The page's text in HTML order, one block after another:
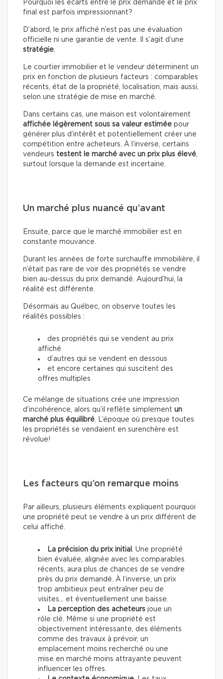
Pourquoi les écarts entre le prix demandé et le prix
final est parfois impressionnant?
D’abord, le prix affiché n’est pas une évaluation
officielle ni une garantie de vente. Il s’agit d’une
stratégie.
Le courtier immobilier et le vendeur déterminent un
prix en fonction de plusieurs facteurs : comparables
récents, état de la propriété, localisation, mais aussi,
selon une stratégie de mise en marché.
Dans certains cas, une maison est volontairement
affichée légèrement sous sa valeur estimée pour
générer plus d’intérêt et potentiellement créer une
compétition entre acheteurs. À l’inverse, certains
vendeurs testent le marché avec un prix plus élevé,
surtout lorsque la demande est incertaine.
Un marché plus nuancé qu’avant
Ensuite, parce que le marché immobilier est en
constante mouvance.
Durant les années de forte surchauffe immobilière, il
n’était pas rare de voir des propriétés se vendre
bien au-dessus du prix demandé. Aujourd’hui, la
réalité est différente.
Désormais au Québec, on observe toutes les
réalités possibles :
des propriétés qui se vendent au prix
affiché
d’autres qui se vendent en dessous
et encore certaines qui suscitent des
offres multiples
Ce mélange de situations crée une impression
d’incohérence, alors qu’il reflète simplement un
marché plus équilibré. L’époque où presque toutes
les propriétés se vendaient en surenchère est
révolue!
Les facteurs qu’on remarque moins
Par ailleurs, plusieurs éléments expliquent pourquoi
une propriété peut se vendre à un prix différent de
celui affiché.
La précision du prix initial . Une propriété
bien évaluée, alignée avec les comparables
récents, aura plus de chances de se vendre
près du prix demandé. À l’inverse, un prix
trop ambitieux peut entraîner peu de
visites… et éventuellement une baisse.
La perception des acheteurs joue un
rôle clé. Même si une propriété est
objectivement intéressante, des éléments
comme des travaux à prévoir, un
emplacement moins recherché ou une
mise en marché moins attrayante peuvent
influencer les offres.